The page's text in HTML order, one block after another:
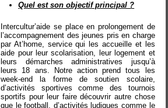
Quel est son objectif principal ?
Intercultur’aide se place en prolongement de
l’accompagnement des jeunes pris en charge
par At’home, service qui les accueille et les
aide pour leur scolarisation, leur logement et
leurs démarches administratives jusqu’à
leurs 18 ans. Notre action prend tous les
week-end la forme de soutien scolaire,
d’activités sportives comme des tournois
sportifs pour leur faire découvrir autre chose
que le football, d’activités ludiques comme le